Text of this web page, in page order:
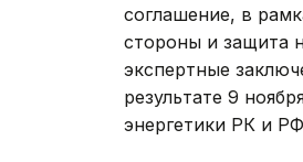
соглашение, в
стороны и защита
экспертные
результате 9
энергетики РК и